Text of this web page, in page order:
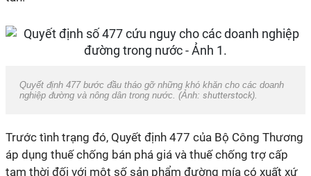
Quyết định 477 bước đầu tháo gỡ những khó khăn cho các doanh
nghiệp đường và nông dân trong nước. (Ảnh: shutterstock).
Trước tình trạng đó, Quyết định 477 của Bộ Công Thương
áp dụng thuế chống bán phá giá và thuế chống trợ cấp
tạm thời đối với một số sản phẩm đường mía có xuất xứ